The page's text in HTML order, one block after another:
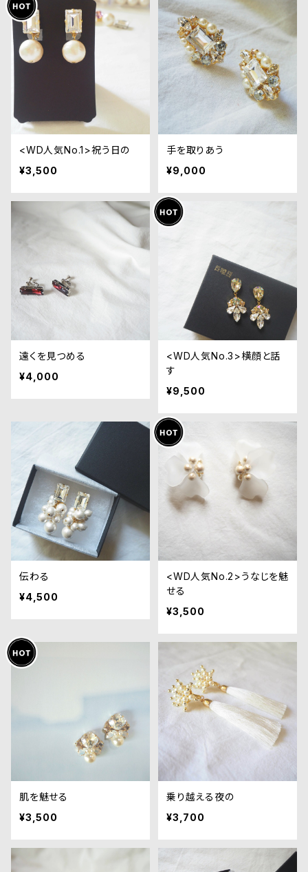
<WD人気No.1>祝う日の
¥3,500
手を取りあう
¥9,000
遠くを見つめる
¥4,000
<WD人気No.3>横顔と話
す
¥9,500
伝わる
¥4,500
<WD人気No.2>うなじを魅
せる
¥3,500
肌を魅せる
¥3,500
乗り越える夜の
¥3,700